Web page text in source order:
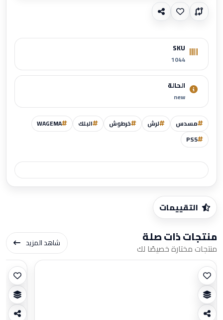
SKU
1044
الحالة
new
مسدس لرش خرطوش البلك
WAGEMA
PS5
التقييمات
منتجات ذات صلة
منتجات مختارة خصيصًا لك شاهد المزيد